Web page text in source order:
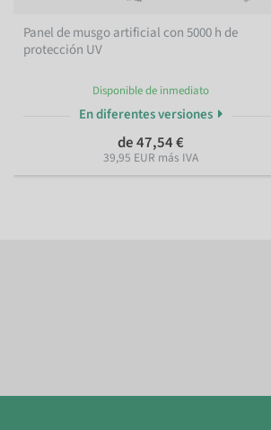
Panel de musgo artificial con 5000 h de
protección UV
Disponible de inmediato
En diferentes versiones
de 47,54 €
39,95 EUR más IVA